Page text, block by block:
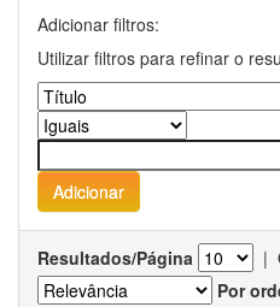
Adicionar filtros:
Utilizar filtros para refinar o
Resultados/Página |
Por